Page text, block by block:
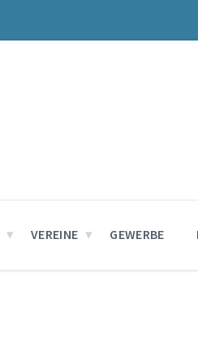
VEREINE GEWERBE